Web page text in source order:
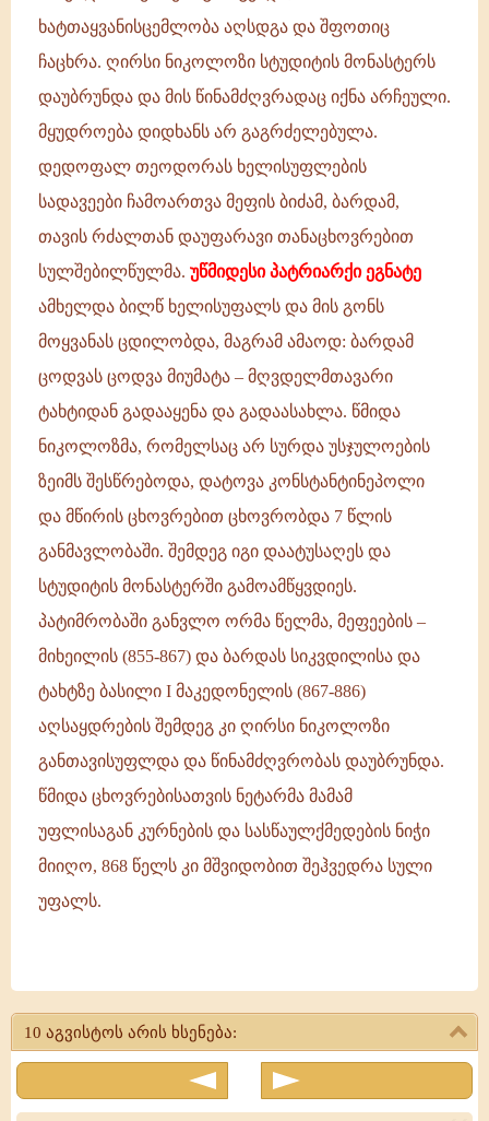
ხატთაყვანისცემლობა აღსდგა და შფოთიც
ჩაცხრა. ღირსი ნიკოლოზი სტუდიტის მონასტერს
დაუბრუნდა და მის წინამძღვრადაც იქნა არჩეული.
მყუდროება დიდხანს არ გაგრძელებულა.
დედოფალ თეოდორას ხელისუფლების
სადავეები ჩამოართვა მეფის ბიძამ, ბარდამ,
თავის რძალთან დაუფარავი თანაცხოვრებით
სულშებილწულმა. უწმიდესი პატრიარქი ეგნატე
ამხელდა ბილწ ხელისუფალს და მის გონს
მოყვანას ცდილობდა, მაგრამ ამაოდ: ბარდამ
ცოდვას ცოდვა მიუმატა – მღვდელმთავარი
ტახტიდან გადააყენა და გადაასახლა. წმიდა
ნიკოლოზმა, რომელსაც არ სურდა უსჯულოების
ზეიმს შესწრებოდა, დატოვა კონსტანტინეპოლი
და მწირის ცხოვრებით ცხოვრობდა 7 წლის
განმავლობაში. შემდეგ იგი დაატუსაღეს და
სტუდიტის მონასტერში გამოამწყვდიეს.
პატიმრობაში განვლო ორმა წელმა, მეფეების –
მიხეილის (855-867) და ბარდას სიკვდილისა და
ტახტზე ბასილი I მაკედონელის (867-886)
აღსაყდრების შემდეგ კი ღირსი ნიკოლოზი
განთავისუფლდა და წინამძღვრობას დაუბრუნდა.
წმიდა ცხოვრებისათვის ნეტარმა მამამ
უფლისაგან კურნების და სასწაულქმედების ნიჭი
მიიღო, 868 წელს კი მშვიდობით შეჰვედრა სული
უფალს.
აღმსარებელი
სტუდიელი
10 აგვისტოს არის ხსენება: